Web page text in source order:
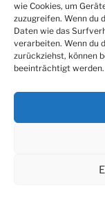
wie Cookies, um
zuzugreifen. Wenn du
Daten wie das
verarbeiten. Wenn du
zurückziehst, können
beeinträchtigt werden.